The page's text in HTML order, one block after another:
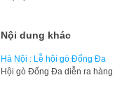
Nội dung khác
Hà Nội : Lễ hội gò Đống Đa
​Hội gò Đống Đa diễn ra